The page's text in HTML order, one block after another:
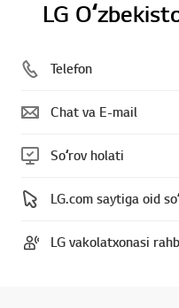
LG
Telefon
Chat va E-mail
Soʻrov holati
LG.com saytiga oid
LG vakolatxonasi